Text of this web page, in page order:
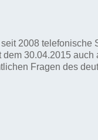
2008 telefonische
dem 30.04.2015 auch
Fragen des